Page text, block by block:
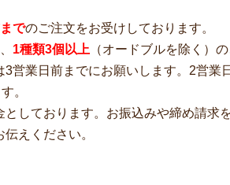
でのご注文をお受けしております。
1種類3個以上 （オードブルを除く）
3営業日前までにお願いします。2営
。
としております。お振込みや締め請
えください。